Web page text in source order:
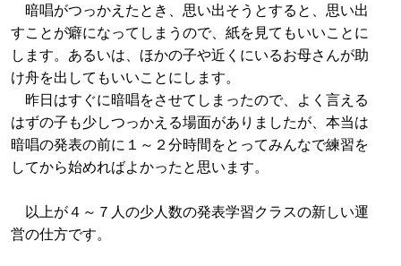
暗唱がつっかえたとき、思い出そうとすると、思い出
すことが癖になってしまうので、紙を見てもいいことに
します。あるいは、ほかの子や近くにいるお母さんが助
け舟を出してもいいことにします。
昨日はすぐに暗唱をさせてしまったので、よく言える
はずの子も少しつっかえる場面がありましたが、本当は
暗唱の発表の前に１～２分時間をとってみんなで練習を
してから始めればよかったと思います。
以上が４～７人の少人数の発表学習クラスの新しい運
営の仕方です。